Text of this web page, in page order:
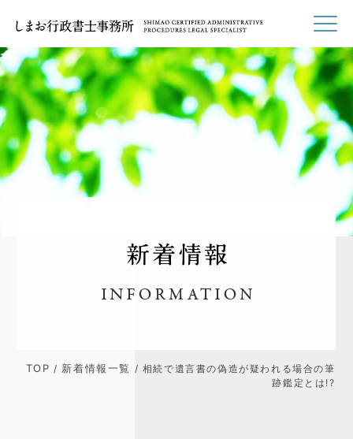
TOP / 新着情報一覧 / 相続で遺言書の偽造が疑われる場合の筆
跡鑑定とは!?